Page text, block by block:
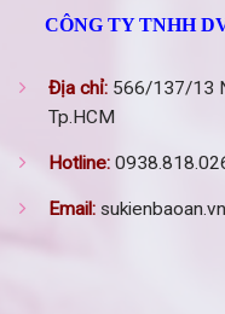
CÔNG TY TNHH
Địa chỉ: 566/137/13
Tp.HCM
Hotline:
Email: